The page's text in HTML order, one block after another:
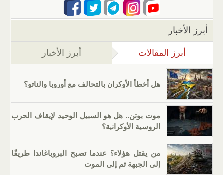
أبرز الأخبار
أبرز المقالات (علامة التبويب النشطة)
أبرز الأخبار
هل أخطأ الأوكران بالتحالف مع أوروبا والناتو؟
موت بوتن.. هل هو السبيل الوحيد لإيقاف الحرب
الروسية الأوكرانية؟
من يقتل هؤلاء؟ عندما تصبح البروباغاندا طريقًا
إلى الجبهة ثم إلى الموت